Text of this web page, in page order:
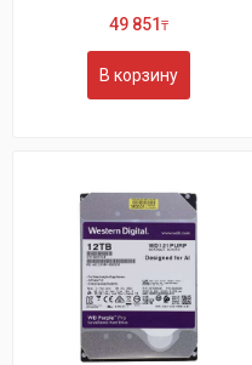
49 851 ₸
В корзину